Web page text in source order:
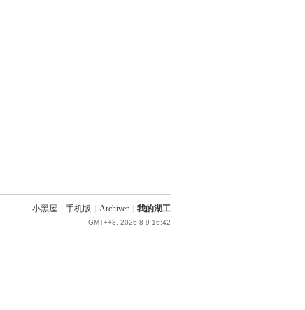
小黑屋 手机版 Archiver 我的湖工
GMT++8, 2026-8-9 16:42